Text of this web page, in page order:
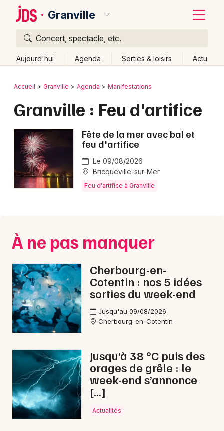
Granville
Concert, spectacle, etc.
Aujourd'hui Agenda Sorties & loisirs Actu
Publier un événement
Grands événements
Activité & Expérience
Spectacles
Concerts
Sports
Soirées
Expos
Sorties & loisirs
Feu d'artifice dans la Manche
Bordeaux
Lille
Lyon
Marseille
Nantes
Nice
Paris
Strasbourg
Toulouse
Toutes les villes
Retour
Accueil Granville Agenda Manifestations
Granville : Feu d'artifice
Fête de la mer avec bal et
feu d'artifice
Le 09/08/2026
Bricqueville-sur-Mer
Feu d'artifice à Granville
À ne pas manquer
Cherbourg-en-
Cotentin : nos 5 idées
sorties du week-end
Jusqu'au 09/08/2026
Cherbourg-en-Cotentin
Jusqu’à 38 °C puis des
orages de grêle : le
week-end s’annonce
[…]
Actualités
Quoi ?
Où ?
Partout
Près de moi Changer de lieu
Quand ?
Effacer les dates
Aujourd'hui
Demain Ce week-end